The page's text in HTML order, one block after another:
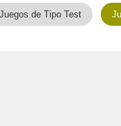
Juegos de Tipo Test